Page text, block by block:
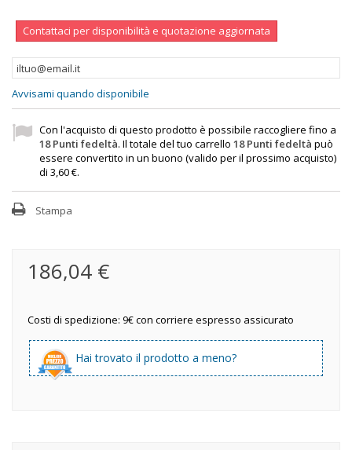
Contattaci per disponibilità e quotazione aggiornata
Avvisami quando disponibile
Con l'acquisto di questo prodotto è possibile raccogliere fino a
18Punti fedeltà. Il totale del tuo carrello 18Punti fedeltà può
essere convertito in un buono (valido per il prossimo acquisto)
di 3,60 €.
Stampa
186,04 €
Costi di spedizione: 9€ con corriere espresso assicurato
Hai trovato il prodotto a meno?